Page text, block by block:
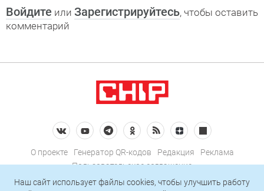
Войдите или Зарегистрируйтесь, чтобы оставить
комментарий
О проекте Генератор QR-кодов Редакция
Реклама
Пользовательское соглашение
Политика конфиденциальности
Наш сайт использует файлы cookies, чтобы улучшить работу